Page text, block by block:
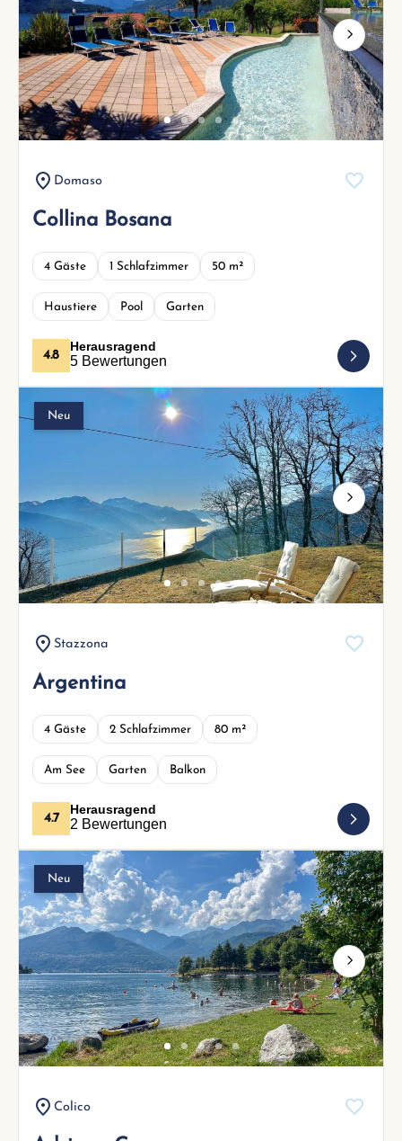
Next
Domaso
Collina Bosana
4 Gäste 1 Schlafzimmer 50 m²
Haustiere Pool Garten
4.8
Herausragend
5 Bewertungen
Neu
Next
Stazzona
Argentina
4 Gäste 2 Schlafzimmer 80 m²
Am See Garten Balkon
4.7
Herausragend
2 Bewertungen
Neu
Next
Colico